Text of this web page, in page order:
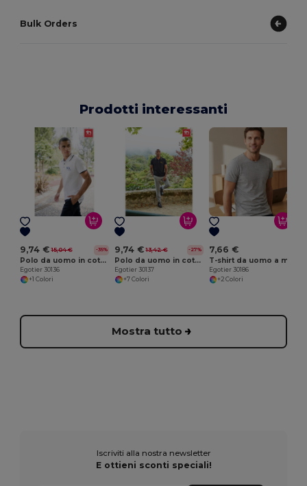
Bulk Orders
Prodotti interessanti
9,74 € 15,04 € -35%
Polo da uomo in cotone bicolore. colore bianco
Egotier 30136
+1 Colori
9,74 € 13,42 € -27%
Polo da uomo in cotone bicolore
Egotier 30137
+7 Colori
7,66 €
Egotier 30186
+2 Colori
Mostra tutto
Iscriviti alla nostra newsletter
E ottieni sconti speciali!